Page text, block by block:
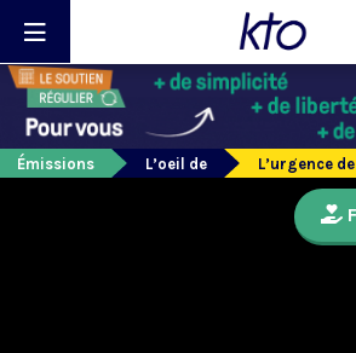
Émissions L’oeil de L’urgence